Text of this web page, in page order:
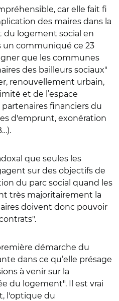
car elle fait fi
des maires dans la
logement social en
un communiqué ce 23
que les communes
des bailleurs sociaux"
renouvellement urbain,
et de l’espace
financiers du
d'emprunt, exonération
que seules les
sur des objectifs de
du parc social quand les
très majoritairement la
doivent donc pouvoir
démarche du
dans ce qu’elle présage
à venir sur la
du logement". Il est vrai
l'optique du